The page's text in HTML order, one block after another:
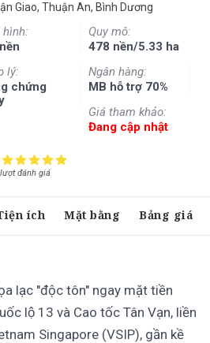
Giao, Thuận An, Bình Dương
hình:
Quy mô:
478 nền/5.33 ha
lý:
chứng
Ngân hàng:
MB hỗ trợ 70%
Giá tham khảo:
Đang cập nhật
đánh giá
ích Mặt bằng Bảng giá
lạc "độc tôn" ngay mặt tiền
lộ 13 và Cao tốc Tân Vạn, liền
Singapore (VSIP), gần kề